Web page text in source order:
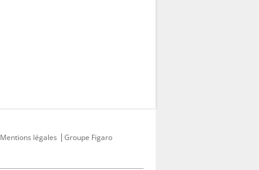
Mentions légales
Groupe Figaro